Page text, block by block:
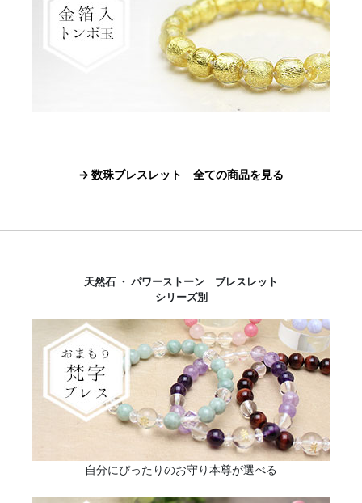
→ 数珠ブレスレット 全ての商品を見る
天然石 ・ パワーストーン ブレスレット
シリーズ別
自分にぴったりのお守り本尊が選べる